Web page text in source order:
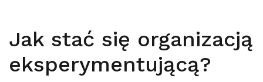
Jak stać się organizacją
eksperymentującą?